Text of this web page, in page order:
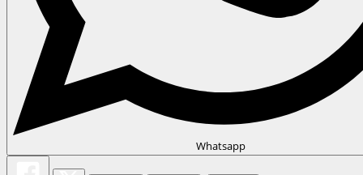
Whatsapp